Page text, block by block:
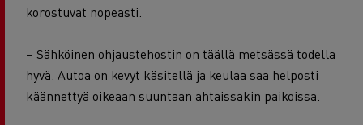
korostuvat nopeasti.
– Sähköinen ohjaustehostin on täällä metsässä todella
hyvä. Autoa on kevyt käsitellä ja keulaa saa helposti
käännettyä oikeaan suuntaan ahtaissakin paikoissa.